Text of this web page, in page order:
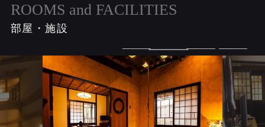
ROOMS and FACILITIES
部屋・施設